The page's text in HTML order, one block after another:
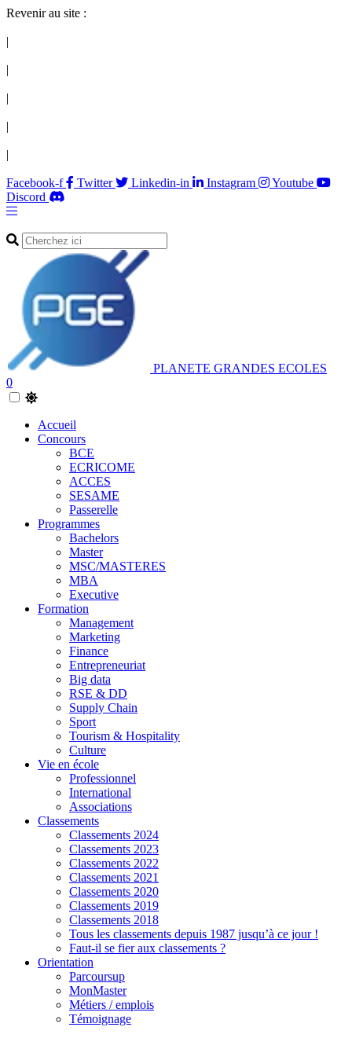
Revenir au site :
|
|
|
|
|
Facebook-f Twitter Linkedin-in Instagram
Youtube
Discord
PLANETE GRANDES ECOLES
0
Accueil
Concours
BCE
ECRICOME
ACCES
SESAME
Passerelle
Programmes
Bachelors
Master
MSC/MASTERES
MBA
Executive
Formation
Management
Marketing
Finance
Entrepreneuriat
Big data
RSE & DD
Supply Chain
Sport
Tourism & Hospitality
Culture
Vie en école
Professionnel
International
Associations
Classements
Classements 2024
Classements 2023
Classements 2022
Classements 2021
Classements 2020
Classements 2019
Classements 2018
Tous les classements depuis 1987 jusqu’à ce jour !
Faut-il se fier aux classements ?
Orientation
Parcoursup
MonMaster
Métiers / emplois
Témoignage